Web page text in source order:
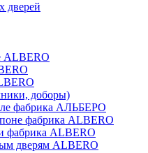
дверей
ALBERO
доборы)
фабрика АЛЬБЕРО
фабрика ALBERO
фабрика ALBERO
дверям ALBERO